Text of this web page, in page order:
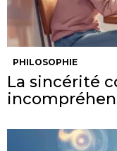
PHILOSOPHIE
La sincérité